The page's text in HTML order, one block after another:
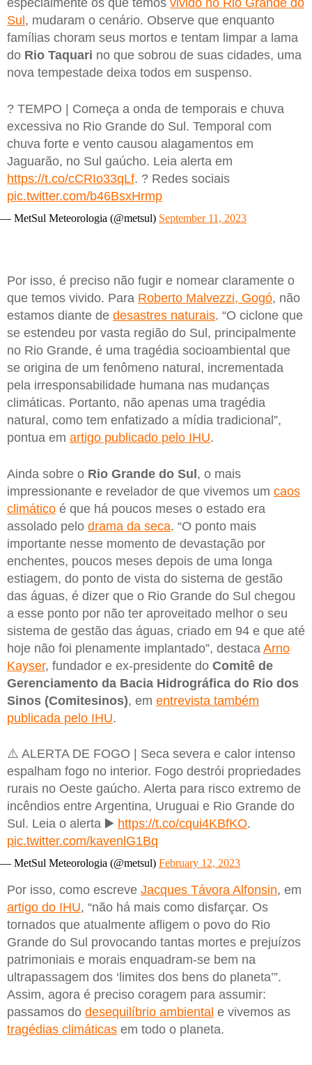
especialmente os que temos vivido no Rio Grande do
Sul , mudaram o cenário. Observe que enquanto
famílias choram seus mortos e tentam limpar a lama
do Rio Taquari no que sobrou de suas cidades, uma
nova tempestade deixa todos em suspenso.
? TEMPO | Começa a onda de temporais e chuva
excessiva no Rio Grande do Sul. Temporal com
chuva forte e vento causou alagamentos em
Jaguarão, no Sul gaúcho. Leia alerta em
https://t.co/cCRIo33qLf. ? Redes sociais
pic.twitter.com/b46BsxHrmp
— MetSul Meteorologia (@metsul) September 11, 2023
Por isso, é preciso não fugir e nomear claramente o
que temos vivido. Para Roberto Malvezzi, Gogó, não
estamos diante de desastres naturais. “O ciclone que
se estendeu por vasta região do Sul, principalmente
no Rio Grande, é uma tragédia socioambiental que
se origina de um fenômeno natural, incrementada
pela irresponsabilidade humana nas mudanças
climáticas. Portanto, não apenas uma tragédia
natural, como tem enfatizado a mídia tradicional”,
pontua em artigo publicado pelo IHU.
Ainda sobre o Rio Grande do Sul, o mais
impressionante e revelador de que vivemos um caos
climático é que há poucos meses o estado era
assolado pelo drama da seca. “O ponto mais
importante nesse momento de devastação por
enchentes, poucos meses depois de uma longa
estiagem, do ponto de vista do sistema de gestão
das águas, é dizer que o Rio Grande do Sul chegou
a esse ponto por não ter aproveitado melhor o seu
sistema de gestão das águas, criado em 94 e que até
hoje não foi plenamente implantado”, destaca Arno
Kayser, fundador e ex-presidente do Comitê de
Gerenciamento da Bacia Hidrográfica do Rio dos
Sinos (Comitesinos), em entrevista também
publicada pelo IHU.
⚠️ ALERTA DE FOGO | Seca severa e calor intenso
espalham fogo no interior. Fogo destrói propriedades
rurais no Oeste gaúcho. Alerta para risco extremo de
incêndios entre Argentina, Uruguai e Rio Grande do
Sul. Leia o alerta ▶️ https://t.co/cqui4KBfKO.
pic.twitter.com/kavenlG1Bq
— MetSul Meteorologia (@metsul) February 12, 2023
Por isso, como escreve Jacques Távora Alfonsin, em
artigo do IHU, “não há mais como disfarçar. Os
tornados que atualmente afligem o povo do Rio
Grande do Sul provocando tantas mortes e prejuízos
patrimoniais e morais enquadram-se bem na
ultrapassagem dos ‘limites dos bens do planeta’”.
Assim, agora é preciso coragem para assumir:
passamos do desequilíbrio ambiental e vivemos as
tragédias climáticas em todo o planeta.